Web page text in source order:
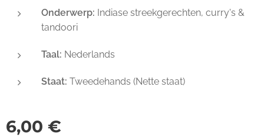
Onderwerp: Indiase streekgerechten, curry's &
tandoori
Taal: Nederlands
Staat: Tweedehands (Nette staat)
6,00 €